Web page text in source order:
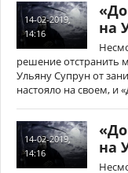
14-02-2019,
14:16
на
решение отстранить
Ульяну Супрун от
настояло на своем, и
14-02-2019,
14:16
на